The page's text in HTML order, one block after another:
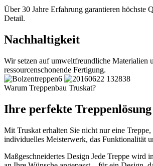
Über 30 Jahre Erfahrung garantieren höchste
Detail.
Nachhaltigkeit
Wir setzen auf umweltfreundliche Materialien
ressourcenschonende Fertigung.
Warum Treppenbau Truskat?
Ihre perfekte
Mit Truskat erhalten Sie nicht nur eine Treppe,
individuelles Meisterwerk, das Funktionalität
Maßgeschneidertes Design Jede Treppe wird